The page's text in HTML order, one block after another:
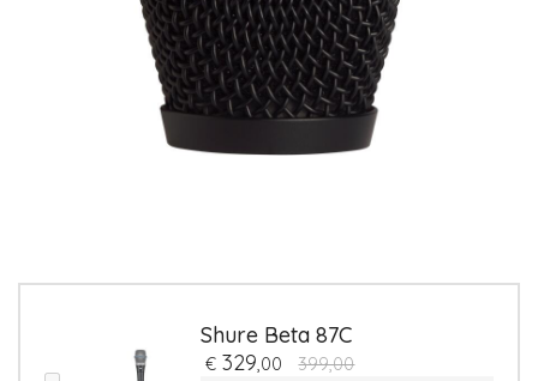
Shure Beta 87C
€ 329,00 399,00